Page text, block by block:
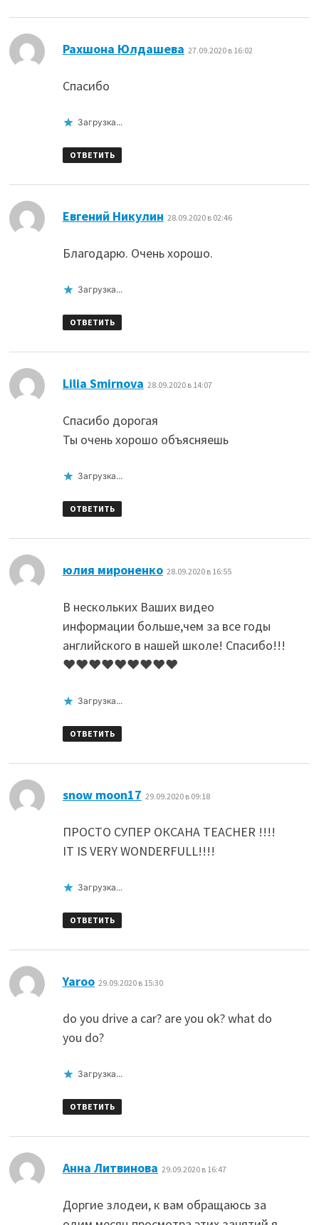
Рахшона Юлдашева 27.09.2020 в 16:02
Спасибо
Загрузка...
ОТВЕТИТЬ
Евгений Никулин 28.09.2020 в 02:46
Благодарю. Очень хорошо.
Загрузка...
ОТВЕТИТЬ
Lilia Smirnova 28.09.2020 в 14:07
Спасибо дорогая
Ты очень хорошо объясняешь
Загрузка...
ОТВЕТИТЬ
юлия мироненко: 28.09.2020 в 16:55
В нескольких Ваших видео
информации больше,чем за все годы
английского в нашей школе! Спасибо!!!
♥️♥️♥️♥️♥️♥️♥️♥️♥️
Загрузка...
ОТВЕТИТЬ
snow moon17 29.09.2020 в 09:18
ПРОСТО СУПЕР ОКСАНА TEACHER !!!!
IT IS VERY WONDERFULL!!!!
Загрузка...
ОТВЕТИТЬ
Yaroo: 29.09.2020 в 15:30
do you drive a car? are you ok? what do
you do?
Загрузка...
ОТВЕТИТЬ
Анна Литвинова 29.09.2020 в 16:47
Доргие злодеи, к вам обращаюсь за